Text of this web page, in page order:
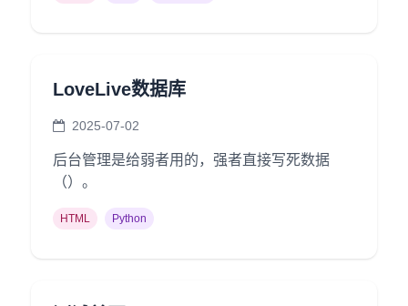
LoveLive数据库
2025-07-02
后台管理是给弱者用的，强者直接写死数据
（）。
HTML Python